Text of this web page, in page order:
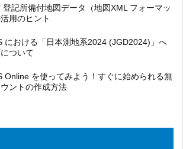
登記所備付地図データ（地図XML フォーマッ
活用のヒント
における「日本測地系2024 (JGD2024)」へ
ついて
Online を使ってみよう！すぐに始められる無
ントの作成方法